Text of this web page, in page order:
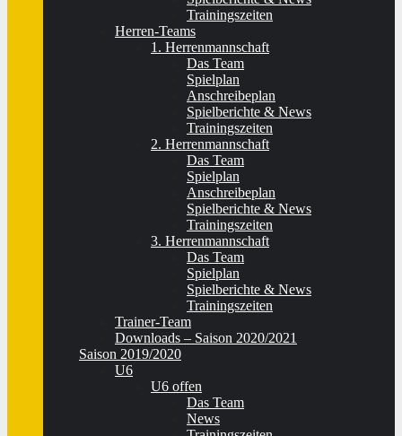
Trainingszeiten
Herren-Teams
1. Herrenmannschaft
Das Team
Spielplan
Anschreibeplan
Spielberichte & News
Trainingszeiten
2. Herrenmannschaft
Das Team
Spielplan
Anschreibeplan
Spielberichte & News
Trainingszeiten
3. Herrenmannschaft
Das Team
Spielplan
Spielberichte & News
Trainingszeiten
Trainer-Team
Downloads – Saison 2020/2021
Saison 2019/2020
U6
U6 offen
Das Team
News